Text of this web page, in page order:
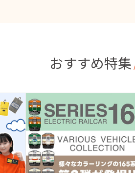
おすすめ特集